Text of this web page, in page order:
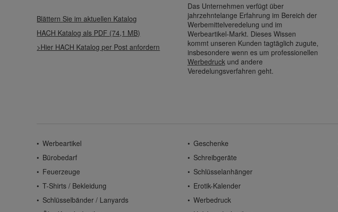
Blättern Sie im aktuellen Katalog
HACH Katalog als PDF (74,1 MB)
>Hier HACH Katalog per Post anfordern
Das Unternehmen verfügt über
jahrzehntelange Erfahrung im Bereich der
Werbemittelveredelung und im
Werbeartikel-Markt. Dieses Wissen
kommt unseren Kunden tagtäglich zugute,
insbesondere wenn es um professionellen
Werbedruck und andere
Veredelungsverfahren geht.
Werbeartikel Geschenke
Bürobedarf
Schreibgeräte
Feuerzeuge
Schlüsselanhänger
T-Shirts / Bekleidung
Erotik-Kalender
Schlüsselbänder / Lanyards
Werbedruck